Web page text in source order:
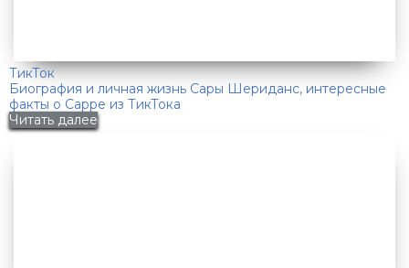
ТикТок
Биография и личная жизнь Сары Шериданс, интересные
факты о Сарре из ТикТока
Читать далее